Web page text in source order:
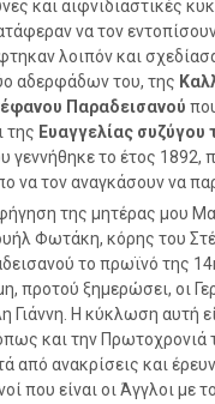
και αιφνιδιαστικές
να τον
λοιπόν και
αδερφάδων του, της
Παραδεισανού
της Ευαγγελίας συζύγου
γεννήθηκε το έτος 1892,
να τον αναγκάσουν να
της μητέρας μου
Φωτάκη, κόρης του
το πρωϊνό της
προτού ξημερώσει, οι
Η κύκλωση αυτή
και την Πρωτοχρονιά
από ανακρίσεις και
που είναι οι Άγγλοι με